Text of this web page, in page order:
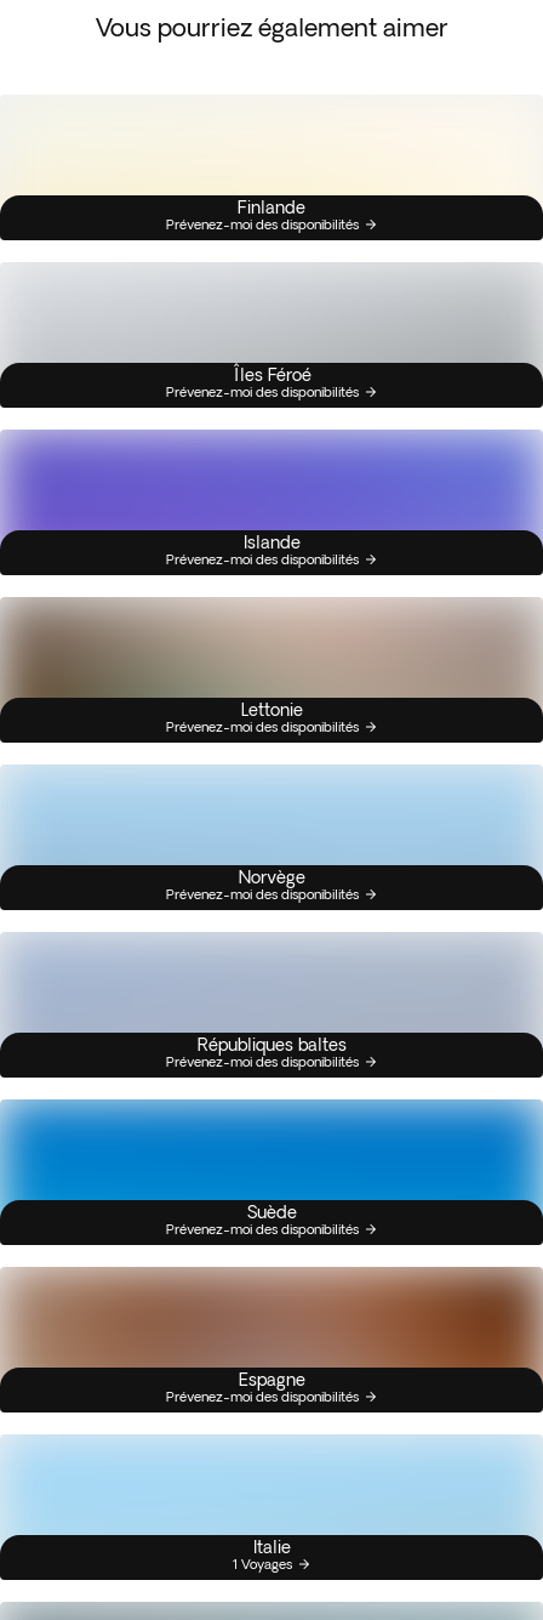
Vous pourriez également aimer
Finlande
Prévenez-moi des disponibilités
Îles Féroé
Prévenez-moi des disponibilités
Islande
Prévenez-moi des disponibilités
Lettonie
Prévenez-moi des disponibilités
Norvège
Prévenez-moi des disponibilités
Républiques baltes
Prévenez-moi des disponibilités
Suède
Prévenez-moi des disponibilités
Espagne
Prévenez-moi des disponibilités
Italie
1 Voyages